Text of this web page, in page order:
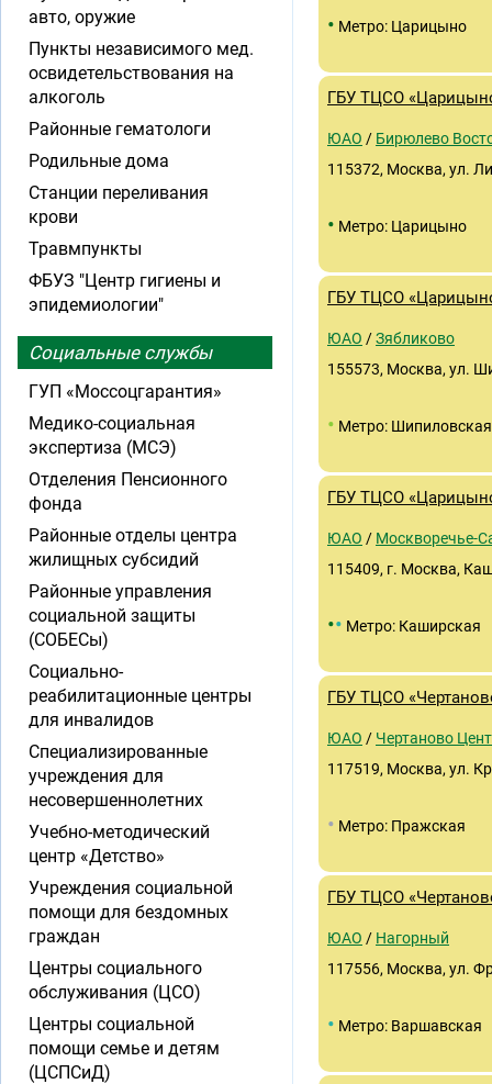
• Метро: Царицыно
ГБУ ТЦСО
ЮАО / Бирюлево
115372, Москва, ул.
• Метро: Царицыно
ГБУ ТЦСО
ЮАО /Зябликово
155573, Москва, ул.
• Метро: Шипиловская
ГБУ ТЦСО
ЮАО / Москворечье-
115409, г. Москва,
•• Метро: Каширская
ГБУ ТЦСО
ЮАО / Чертаново
117519, Москва, ул.
• Метро: Пражская
ГБУ ТЦСО
ЮАО / Нагорный
117556, Москва, ул.
• Метро: Варшавская
авто, оружие
Пункты независимого мед.
освидетельствования на
алкоголь
Районные гематологи
Родильные дома
Станции переливания
крови
Травмпункты
ФБУЗ "Центр гигиены и
эпидемиологии"
Социальные службы
ГУП «Моссоцгарантия»
Медико-социальная
экспертиза (МСЭ)
Отделения Пенсионного
фонда
Районные отделы центра
жилищных субсидий
Районные управления
социальной защиты
(СОБЕСы)
Социально-
реабилитационные центры
для инвалидов
Специализированные
учреждения для
несовершеннолетних
Учебно-методический
центр «Детство»
Учреждения социальной
помощи для бездомных
граждан
Центры социального
обслуживания (ЦСО)
Центры социальной
помощи семье и детям
(ЦСПСиД)